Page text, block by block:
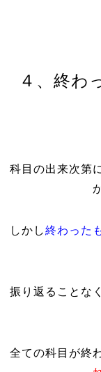
４、終わ
科目の出来次第
しかし終わった
振り返ることな
全ての科目が終